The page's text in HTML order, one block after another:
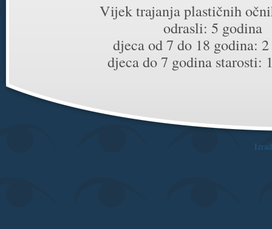
Vijek trajanja plastičnih
odrasli: 5 godina
djeca od 7 do 18 godina:
djeca do 7 godina starosti: